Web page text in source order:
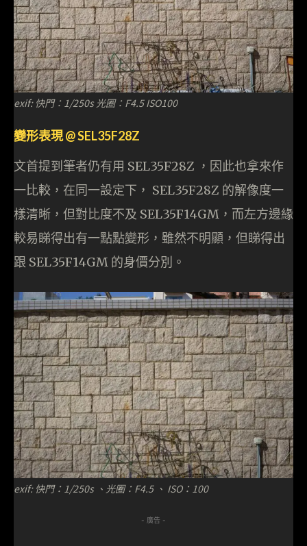
exif: 快門：1/250s 光圈：F4.5 ISO100
變形表現 @ SEL35F28Z
文首提到筆者仍有用 SEL35F28Z ，因此也拿來作
一比較，在同一設定下， SEL35F28Z 的解像度一
樣清晰，但對比度不及 SEL35F14GM，而左方邊緣
較易睇得出有一點點變形，雖然不明顯，但睇得出
跟 SEL35F14GM 的身價分別。
exif: 快門：1/250s 、光圈：F4.5 、 ISO：100
- 廣告 -